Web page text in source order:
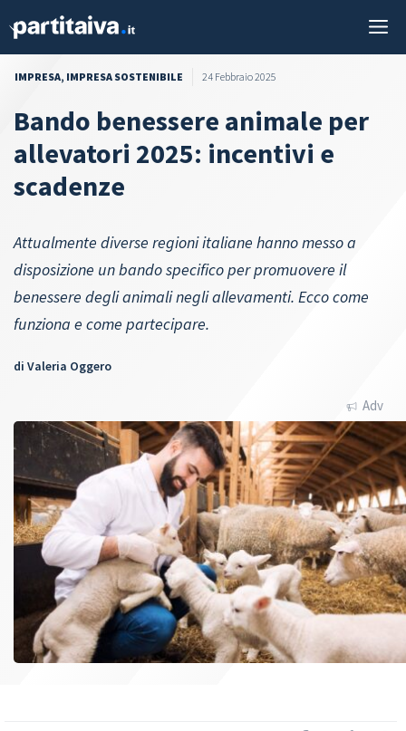
IMPRESA, IMPRESA SOSTENIBILE 24 Febbraio 2025
Bando benessere animale per
allevatori 2025: incentivi e
scadenze
Attualmente diverse regioni italiane hanno messo a
disposizione un bando specifico per promuovere il
benessere degli animali negli allevamenti. Ecco come
funziona e come partecipare.
di Valeria Oggero
Adv